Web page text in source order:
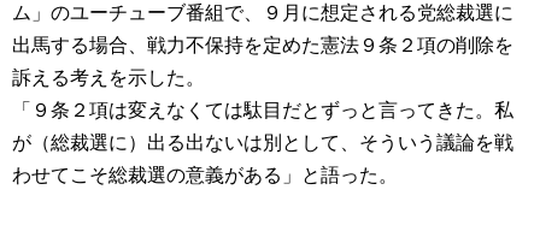
ム」のユーチューブ番組で、９月に想定される党総裁選に
出馬する場合、戦力不保持を定めた憲法９条２項の削除を
訴える考えを示した。
「９条２項は変えなくては駄目だとずっと言ってきた。私
が（総裁選に）出る出ないは別として、そういう議論を戦
わせてこそ総裁選の意義がある」と語った。